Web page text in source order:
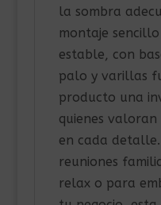
la sombra
montaje
estable, con
palo y varillas
producto una
quienes
en cada
reuniones
relax o para